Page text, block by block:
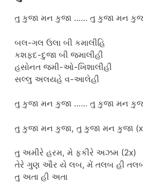
તુ કુજા મન કુજા …… તુ કુજા મન
બલ-ગલ ઉલા બી કમાલીહિ
કશફદ-દુજા બી જમાલીહી
હસોનત જમી-ઓ-ખિશાલીહી
સલ્લુ અલયહે વ-આલેહી
તુ કુજા મન કુજા …… તુ કુજા મન
તુ કુજા મન કુજા, તુ કુજા મન કુજા
તુ અમીરે હરમ, મે ફકીરે અઝમ (2x)
તેરે ગુણ ઔર યે લબ, મેં તલબ હી
તુ અતા હી અતા